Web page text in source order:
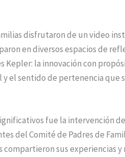
disfrutaron de un video
en diversos espacios de
Kepler: la innovación con
el sentido de pertenencia que
fue la intervención
del Comité de Padres de
sus experiencias